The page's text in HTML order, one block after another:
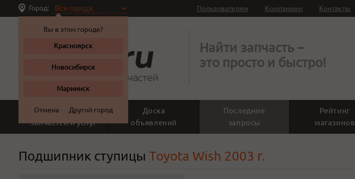
Город:
Вы в этом городе?
Красноярск
Новосибирск
Мариинск
Отмена Другой город
Пользователям Компаниям Контакты
Найти запчасть –
это просто и быстро!
Поиск
запчастей и услуг
Доска
объявлений
Последние
запросы
Рейтинг
магазинов
Подшипник ступицы Toyota Wish 2003 г.